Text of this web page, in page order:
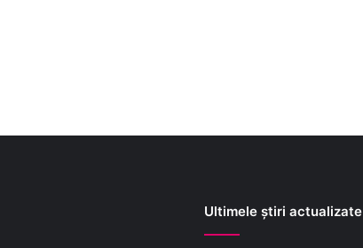
Ultimele știri actualizate